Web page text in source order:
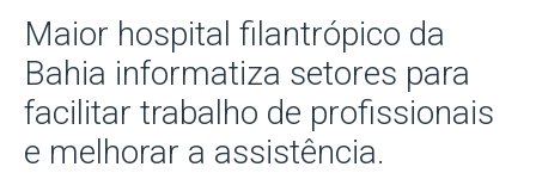
Maior hospital filantrópico da
Bahia informatiza setores para
facilitar trabalho de profissionais
e melhorar a assistência.